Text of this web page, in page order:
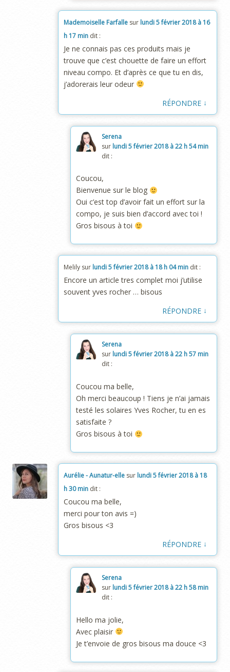
Mademoiselle Farfalle sur lundi 5 février 2018 à 16
h 17 min dit :
Je ne connais pas ces produits mais je
trouve que c’est chouette de faire un effort
niveau compo. Et d’après ce que tu en dis,
j’adorerais leur odeur
RÉPONDRE ↓
Serena
sur lundi 5 février 2018 à 22 h 54 min
dit :
Coucou,
Bienvenue sur le blog
Oui c’est top d’avoir fait un effort sur la
compo, je suis bien d’accord avec toi !
Gros bisous à toi
Melily sur lundi 5 février 2018 à 18 h 04 min dit :
Encore un article tres complet moi j’utilise
souvent yves rocher … bisous
RÉPONDRE ↓
Serena
sur lundi 5 février 2018 à 22 h 57 min
dit :
Coucou ma belle,
Oh merci beaucoup ! Tiens je n’ai jamais
testé les solaires Yves Rocher, tu en es
satisfaite ?
Gros bisous à toi
Aurélie - Aunatur-elle sur lundi 5 février 2018 à 18
h 30 min dit :
Coucou ma belle,
merci pour ton avis =)
Gros bisous <3
RÉPONDRE ↓
Serena
sur lundi 5 février 2018 à 22 h 58 min
dit :
Hello ma jolie,
Avec plaisir
Je t’envoie de gros bisous ma douce <3